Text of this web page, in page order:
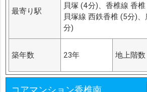
最寄り駅
貝塚 (4分)、香椎線 香
貝塚線 西鉄香椎 (5分)
分)
築年数 23年 地上階数